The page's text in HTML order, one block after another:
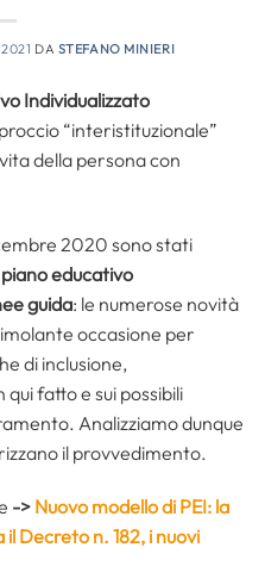
DA STEFANO MINIERI
Individualizzato
“interistituzionale”
della persona con
2020 sono stati
educativo
guida: le numerose novità
occasione per
di inclusione,
fatto e sui possibili
Analizziamo dunque
il provvedimento.
-> Nuovo modello di PEI: la
Decreto n. 182, i nuovi